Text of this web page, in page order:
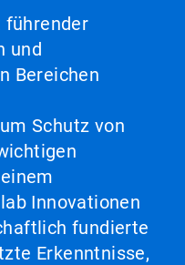
führender
und
Bereichen
Schutz von
Innovationen
fundierte
Erkenntnisse,